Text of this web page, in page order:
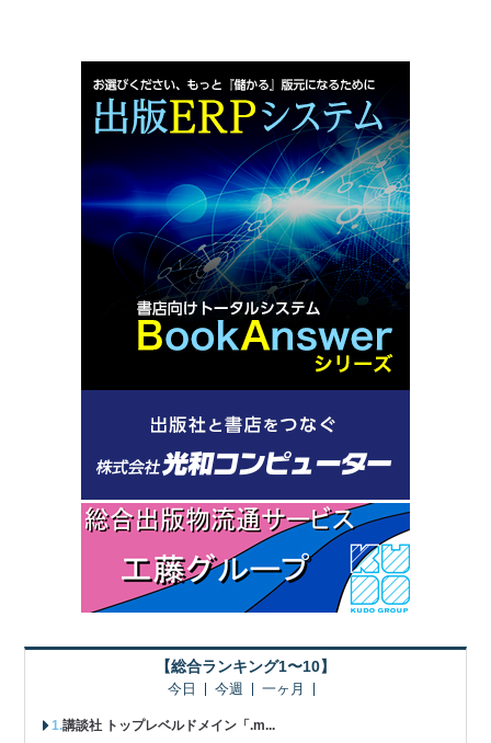
【総合ランキング1〜10】
今日 今週 一ヶ月
講談社 トップレベルドメイン「.m...